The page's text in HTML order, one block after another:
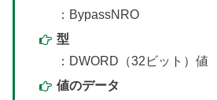
：BypassNRO
型
：DWORD（32ビット）値
値のデータ